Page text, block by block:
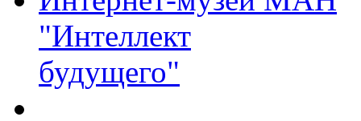
"Интеллект
будущего"